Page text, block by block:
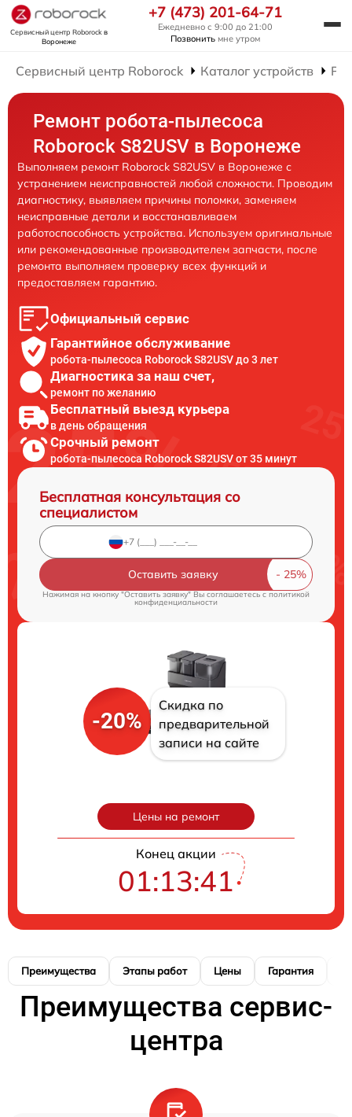
Сервисный центр Roborockв
Воронеже
+7 (473) 201-64-71
Ежедневно с 9:00 до 21:00
Позвонить мне утром
Сервисный центр Roborock Каталог устройств
Ремонт робота-пылесоса
Roborock S82USV в Воронеже
Выполняем ремонт Roborock S82USV в Воронеже с
устранением неисправностей любой сложности. Проводим
диагностику, выявляем причины поломки, заменяем
неисправные детали и восстанавливаем
работоспособность устройства. Используем оригинальные
или рекомендованные производителем запчасти, после
ремонта выполняем проверку всех функций и
предоставляем гарантию.
Официальный сервис
Гарантийное обслуживание
робота-пылесоса Roborock S82USV до 3 лет
Диагностика за наш счет,
ремонт по желанию
Бесплатный выезд курьера
в день обращения
Срочный ремонт
робота-пылесоса Roborock S82USV от 35 минут
Бесплатная консультация со
специалистом
Оставить заявку
Нажимая на кнопку "Оставить заявку" Вы соглашаетесь cполитикой
конфиденциальности
-20%
Скидка по
предварительной
записи на сайте
Цены на ремонт
Конец акции
01:13:40
Преимущества Этапы работ Цены Гарантия
Преимущества сервис-
центра